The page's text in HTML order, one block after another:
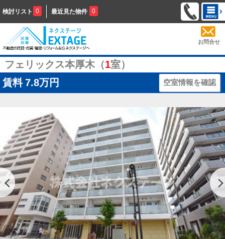
検討リスト 0 最近見た物件 0
お問合せ
フェリックス本厚木（1室）
賃料 7.8万円 空室情報を確認